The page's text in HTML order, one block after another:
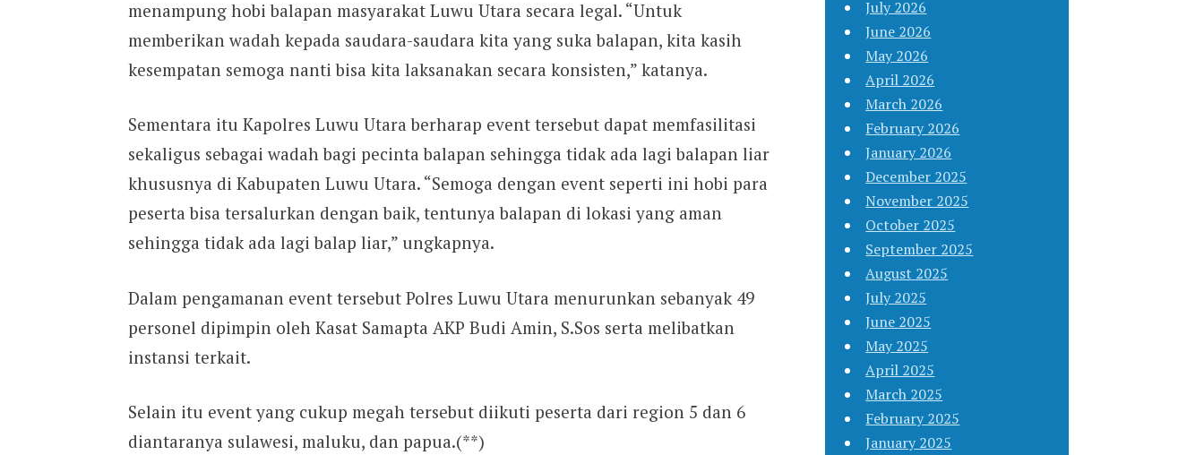
menampung hobi balapan masyarakat Luwu Utara secara legal. “Untuk
memberikan wadah kepada saudara-saudara kita yang suka balapan, kita kasih
kesempatan semoga nanti bisa kita laksanakan secara konsisten,” katanya.
Sementara itu Kapolres Luwu Utara berharap event tersebut dapat memfasilitasi
sekaligus sebagai wadah bagi pecinta balapan sehingga tidak ada lagi balapan liar
khususnya di Kabupaten Luwu Utara. “Semoga dengan event seperti ini hobi para
peserta bisa tersalurkan dengan baik, tentunya balapan di lokasi yang aman
sehingga tidak ada lagi balap liar,” ungkapnya.
Dalam pengamanan event tersebut Polres Luwu Utara menurunkan sebanyak 49
personel dipimpin oleh Kasat Samapta AKP Budi Amin, S.Sos serta melibatkan
instansi terkait.
Selain itu event yang cukup megah tersebut diikuti peserta dari region 5 dan 6
diantaranya sulawesi, maluku, dan papua.(**)
July 2026
June 2026
May 2026
April 2026
March 2026
February 2026
January 2026
December 2025
November 2025
October 2025
September 2025
August 2025
July 2025
June 2025
May 2025
April 2025
March 2025
February 2025
January 2025